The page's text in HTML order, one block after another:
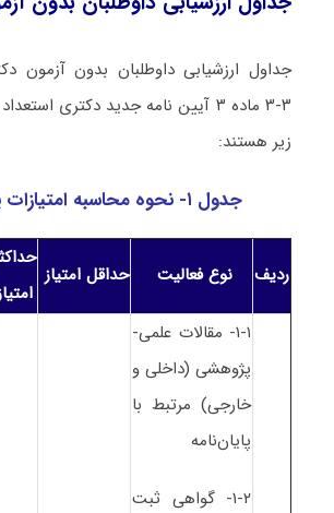
جداول ارزشیابی داوطلبان بدون آزمون
۳-۳ ماده ۳ آیین نامه جدید دکتری
زیر هستند:
جدول ۱- نحوه محاسبه امتیازات پژوهشی
ردیف نوع فعالیت حداقل امتیاز
۱-۱- مقالات علمی-
پژوهشی (داخلی و
خارجی) مرتبط با
پایان‌نامه
۱-۲- گواهی ثبت